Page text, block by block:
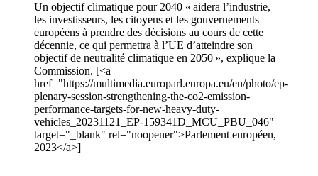
Un objectif climatique pour 2040 « aidera l’industrie,
les investisseurs, les citoyens et les gouvernements
européens à prendre des décisions au cours de cette
décennie, ce qui permettra à l’UE d’atteindre son
objectif de neutralité climatique en 2050 », explique la
Commission. [<a
href="https://multimedia.europarl.europa.eu/en/photo/ep-
plenary-session-strengthening-the-co2-emission-
performance-targets-for-new-heavy-duty-
vehicles_20231121_EP-159341D_MCU_PBU_046"
target="_blank" rel="noopener">Parlement européen,
2023</a>]